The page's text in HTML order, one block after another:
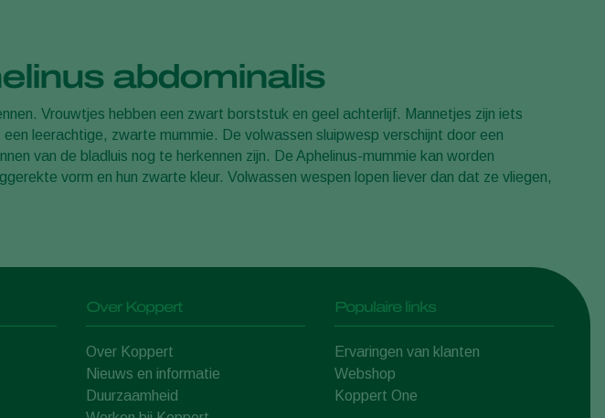
abdominalis
Vrouwtjes hebben een zwart borststuk en geel achterlijf. Mannetjes zijn iets
leerachtige, zwarte mummie. De volwassen sluipwesp verschijnt door een
van de bladluis nog te herkennen zijn. De Aphelinus-mummie kan worden
vorm en hun zwarte kleur. Volwassen wespen lopen liever dan dat ze vliegen,
Over Koppert
Over Koppert
Nieuws en informatie
Duurzaamheid
Populaire links
Ervaringen van klanten
Webshop
Koppert One